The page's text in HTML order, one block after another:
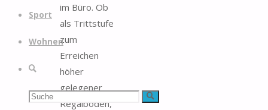
Sport
Wohnen
Suche
Suchen Suche
im Büro. Ob
als Trittstufe
zum
Erreichen
höher
gelegener
Regalböden,